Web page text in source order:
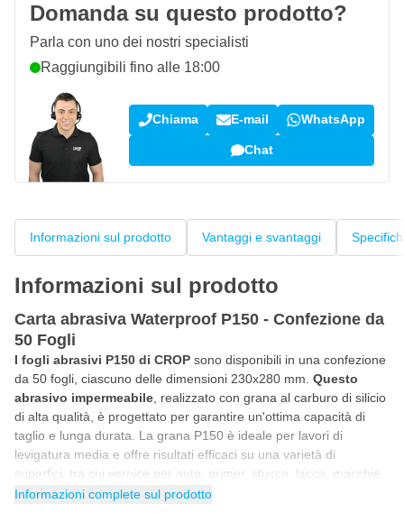
Domanda su questo prodotto?
Parla con uno dei nostri specialisti
Raggiungibili fino alle 18:00
Chiama E-mail WhatsApp
Chat
Informazioni sul prodotto Vantaggi e svantaggi
Informazioni sul prodotto
Carta abrasiva Waterproof P150 - Confezione da
50 Fogli
I fogli abrasivi P150 di CROP sono disponibili in una confezione
da 50 fogli, ciascuno delle dimensioni 230x280 mm. Questo
abrasivo impermeabile, realizzato con grana al carburo di silicio
di alta qualità, è progettato per garantire un'ottima capacità di
taglio e lunga durata. La grana P150 è ideale per lavori di
levigatura media e offre risultati efficaci su una varietà di
superfici, tra cui vernice per auto, primer, stucco, lacca, macchie
e altri materiali. Inoltre, la carta è resistente agli strappi, il che la
Informazioni complete sul prodotto